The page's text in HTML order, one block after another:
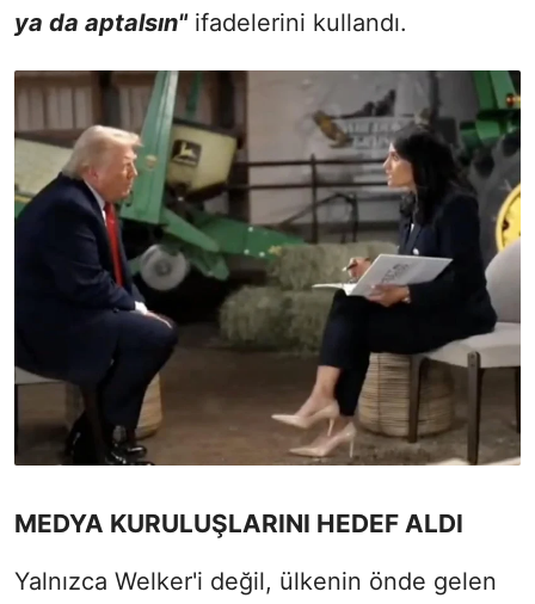
ya da aptalsın"ifadelerini kullandı.
MEDYA KURULUŞLARINI HEDEF ALDI
Yalnızca Welker'i değil, ülkenin önde gelen